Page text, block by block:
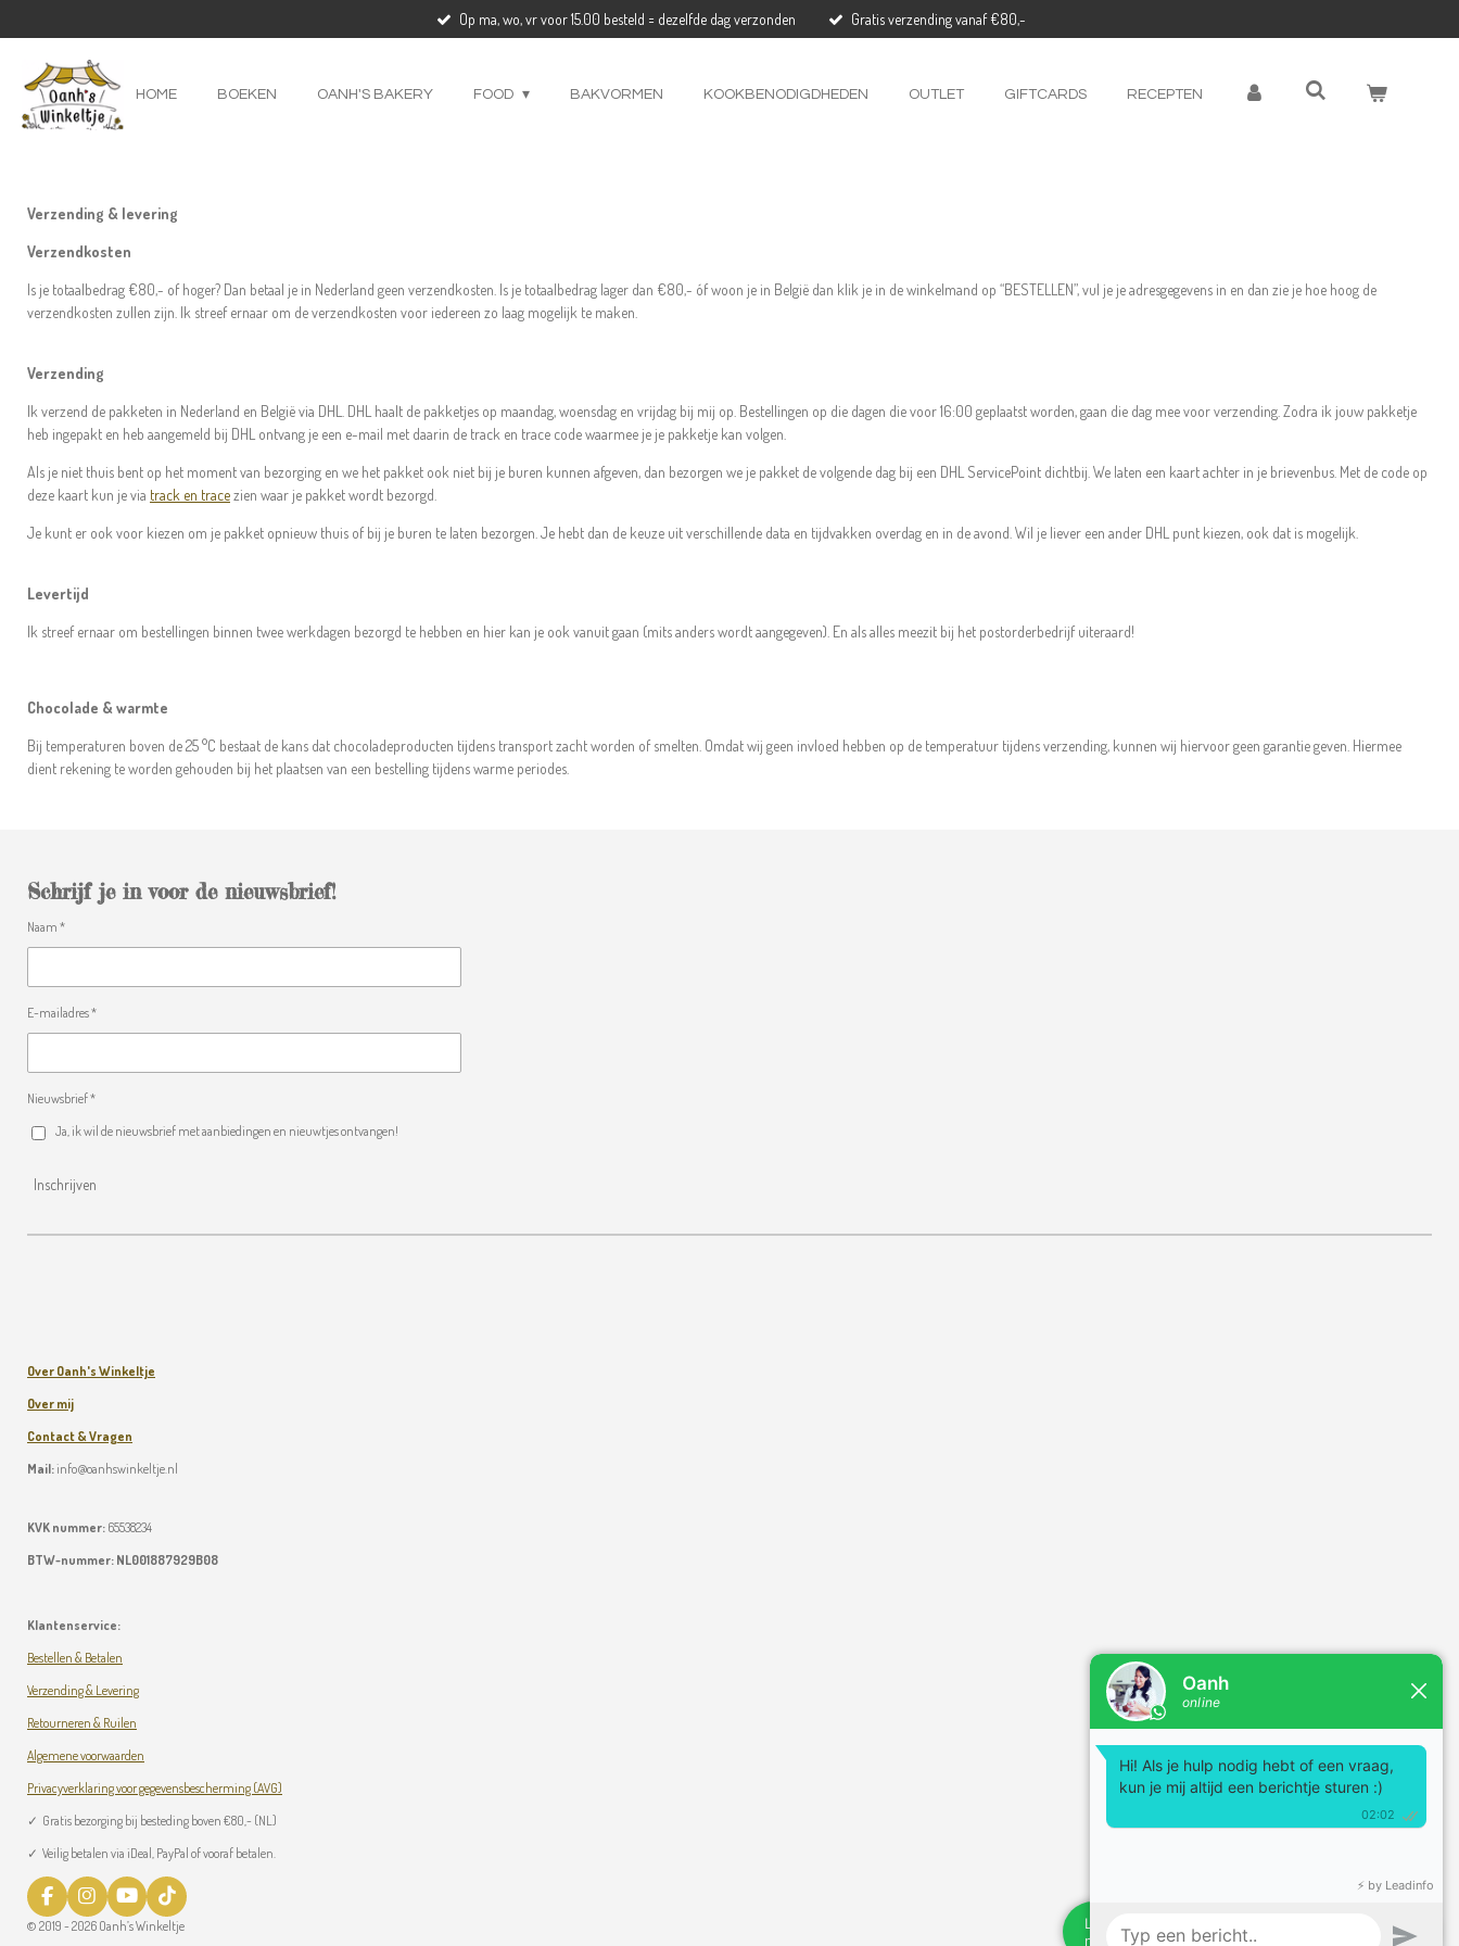
direct
de
hoofdinhoud
Op ma, wo, vr voor 15.00 besteld = dezelfde dag verzonden Gratis verzending vanaf €80,-
HOME BOEKEN OANH'S BAKERY FOOD BAKVORMEN KOOKBENODIGDHEDEN OUTLET GIFTCARDS RECEPTEN
Verzending & levering
Verzendkosten
Is je totaalbedrag €80,- of hoger? Dan betaal je in Nederland geen verzendkosten. Is je totaalbedrag lager dan €80,- óf woon je in België dan klik je in de winkelmand op “BESTELLEN”, vul je je adresgegevens in en dan zie je hoe hoog de
verzendkosten zullen zijn. Ik streef ernaar om de verzendkosten voor iedereen zo laag mogelijk te maken.
Verzending
Ik verzend de pakketen in Nederland en België via DHL. DHL haalt de pakketjes op maandag, woensdag en vrijdag bij mij op. Bestellingen op die dagen die voor 16:00 geplaatst worden, gaan die dag mee voor verzending. Zodra ik jouw pakketje
heb ingepakt en heb aangemeld bij DHL ontvang je een e-mail met daarin de track en trace code waarmee je je pakketje kan volgen.
Als je niet thuis bent op het moment van bezorging en we het pakket ook niet bij je buren kunnen afgeven, dan bezorgen we je pakket de volgende dag bij een DHL ServicePoint dichtbij. We laten een kaart achter in je brievenbus. Met de code op
deze kaart kun je via track en tracezien waar je pakket wordt bezorgd.
Je kunt er ook voor kiezen om je pakket opnieuw thuis of bij je buren te laten bezorgen. Je hebt dan de keuze uit verschillende data en tijdvakken overdag en in de avond. Wil je liever een ander DHL punt kiezen, ook dat is mogelijk.
Levertijd
Ik streef ernaar om bestellingen binnen twee werkdagen bezorgd te hebben en hier kan je ook vanuit gaan (mits anders wordt aangegeven). En als alles meezit bij het postorderbedrijf uiteraard!
Chocolade & warmte
Bij temperaturen boven de 25 °C bestaat de kans dat chocoladeproducten tijdens transport zacht worden of smelten. Omdat wij geen invloed hebben op de temperatuur tijdens verzending, kunnen wij hiervoor geen garantie geven. Hiermee
dient rekening te worden gehouden bij het plaatsen van een bestelling tijdens warme periodes.
Schrijf je in voor de nieuwsbrief!
Naam *
E-mailadres *
Nieuwsbrief *
Ja, ik wil de nieuwsbrief met aanbiedingen en nieuwtjes ontvangen!
Inschrijven
Over Oanh's Winkeltje
Over mij
Contact & Vragen
Mail:info@oanhswinkeltje.nl
KVK nummer: 65538234
BTW-nummer: NL001887929B08
Klantenservice:
Bestellen & Betalen
Verzending & Levering
Retourneren & Ruilen
Algemene voorwaarden
Privacyverklaring voor gegevensbescherming (AVG)
✓ Gratis bezorging bij besteding boven €80,- (NL)
✓ Veilig betalen via iDeal, PayPal of vooraf betalen.
F
a
I
n
Y
o
T
i
© 2019 - 2026 Oanh’s Winkeltje JouwWeb